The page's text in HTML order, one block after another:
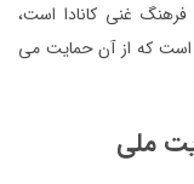
فرهنگ غنی کانادا است،
که از آن حمایت می
ملی